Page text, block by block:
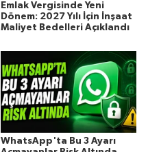
Emlak Vergisinde Yeni
Dönem: 2027 Yılı İçin İnşaat
Maliyet Bedelleri Açıklandı
WhatsApp'ta Bu 3 Ayarı